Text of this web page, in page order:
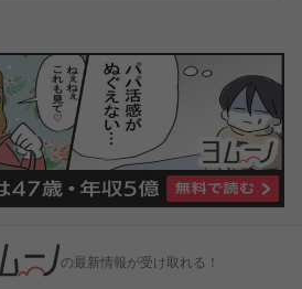
の最新情報が受け取れる！